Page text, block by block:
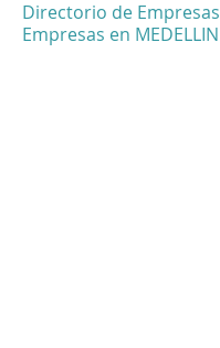
Directorio de Empresas
Empresas en MEDELLIN